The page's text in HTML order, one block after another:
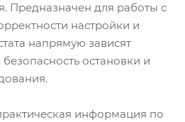
Предназначен для работы с
настройки и
напрямую зависят
безопасность остановки и
информация по